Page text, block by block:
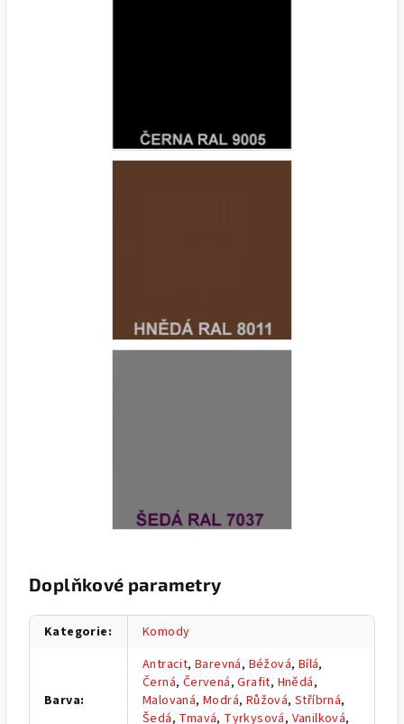
Doplňkové parametry
Kategorie: Komody
Barva:
Antracit,Barevná, Béžová, Bílá,
Černá, Červená,Grafit, Hnědá,
Malovaná,Modrá, Růžová,Stříbrná,
Šedá, Tmavá, Tyrkysová, Vanilková,